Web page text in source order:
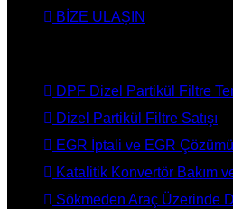
BİZE ULAŞIN
DPF Dizel Partikül Filtre
Dizel Partikül Filtre Satışı
EGR İptali ve EGR Çözümü
Katalitik Konvertör Bakım
Sökmeden Araç Üzerinde